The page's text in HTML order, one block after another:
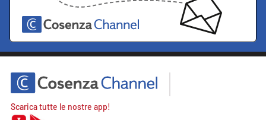
Scarica tutte le nostre app!